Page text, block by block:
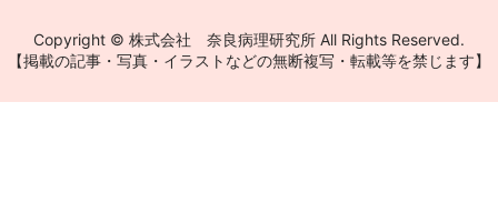
Copyright © 株式会社 奈良病理研究所 All Rights Reserved.
【掲載の記事・写真・イラストなどの無断複写・転載等を禁じます】